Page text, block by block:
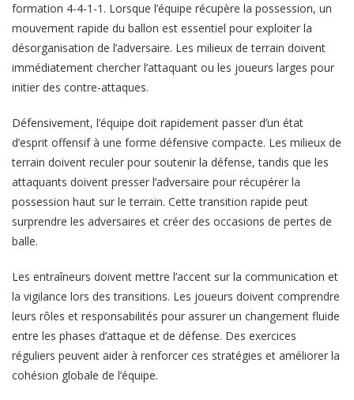
formation 4-4-1-1. Lorsque l’équipe récupère la possession, un
mouvement rapide du ballon est essentiel pour exploiter la
désorganisation de l’adversaire. Les milieux de terrain doivent
immédiatement chercher l’attaquant ou les joueurs larges pour
initier des contre-attaques.
Défensivement, l’équipe doit rapidement passer d’un état
d’esprit offensif à une forme défensive compacte. Les milieux de
terrain doivent reculer pour soutenir la défense, tandis que les
attaquants doivent presser l’adversaire pour récupérer la
possession haut sur le terrain. Cette transition rapide peut
surprendre les adversaires et créer des occasions de pertes de
balle.
Les entraîneurs doivent mettre l’accent sur la communication et
la vigilance lors des transitions. Les joueurs doivent comprendre
leurs rôles et responsabilités pour assurer un changement fluide
entre les phases d’attaque et de défense. Des exercices
réguliers peuvent aider à renforcer ces stratégies et améliorer la
cohésion globale de l’équipe.